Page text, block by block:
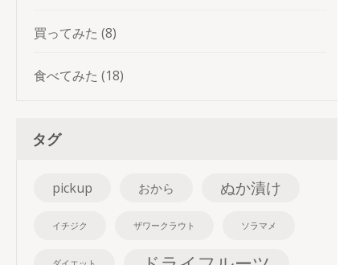
買ってみた (8)
食べてみた (18)
タグ
pickup おから ぬか漬け
イチジク ザワークラウト ソラマメ